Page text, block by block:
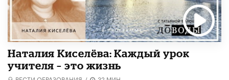
Наталия Киселёва: Каждый урок
учителя – это жизнь